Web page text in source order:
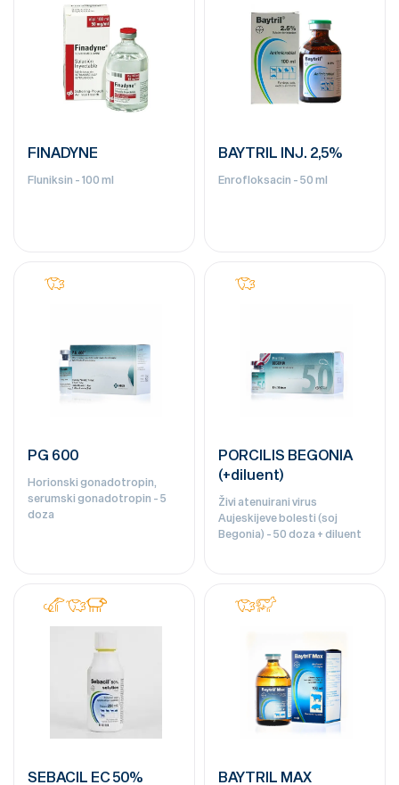
FINADYNE
Fluniksin - 100 ml
BAYTRIL INJ. 2,5%
Enrofloksacin - 50 ml
PG 600
Horionski gonadotropin,
serumski gonadotropin - 5
doza
PORCILIS BEGONIA
(+diluent)
Živi atenuirani virus
Aujeskijeve bolesti (soj
Begonia) - 50 doza + diluent
SEBACIL EC 50% BAYTRIL MAX